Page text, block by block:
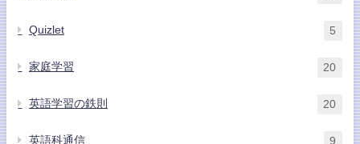
Quizlet 5
家庭学習 20
英語学習の鉄則 20
英語科通信 9